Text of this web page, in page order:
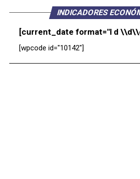
INDICADORES
[current_date format="l d
[wpcode id="10142"]